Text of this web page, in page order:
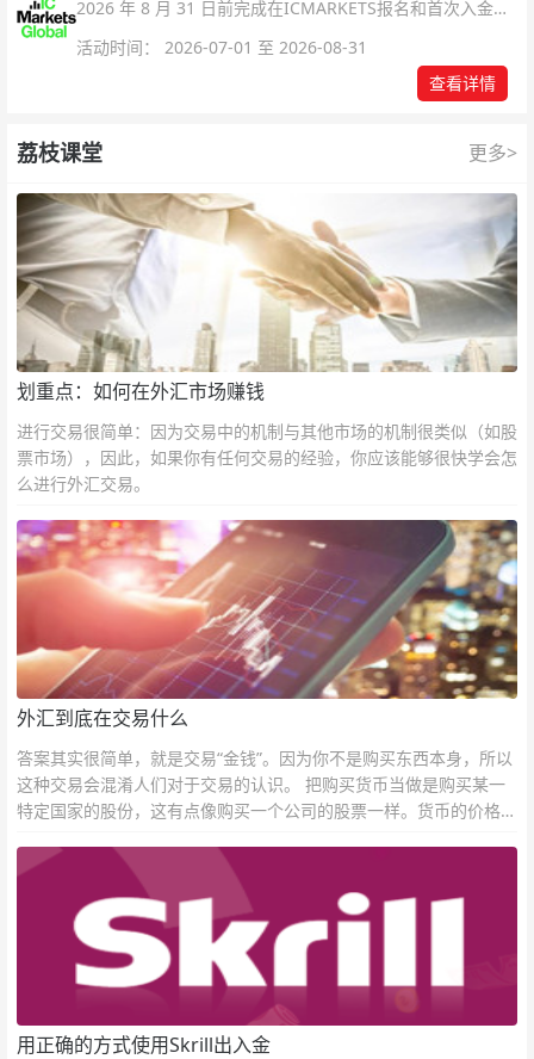
2026 年 8 月 31 日前完成在ICMARKETS报名和首次入金即
活动时间： 2026-07-01 至 2026-08-31
查看详情
荔枝课堂 更多>
划重点：如何在外汇市场赚钱
进行交易很简单：因为交易中的机制与其他市场的机制很类似（如股
票市场），因此，如果你有任何交易的经验，你应该能够很快学会怎
么进行外汇交易。
外汇到底在交易什么
答案其实很简单，就是交易“金钱”。因为你不是购买东西本身，所以
这种交易会混淆人们对于交易的认识。 把购买货币当做是购买某一
特定国家的股份，这有点像购买一个公司的股票一样。货币的价格直
用正确的方式使用Skrill出入金